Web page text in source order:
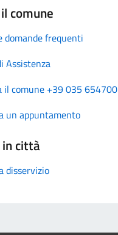
comune
domande frequenti
Assistenza
il comune +39 035 654700
un appuntamento
città
disservizio